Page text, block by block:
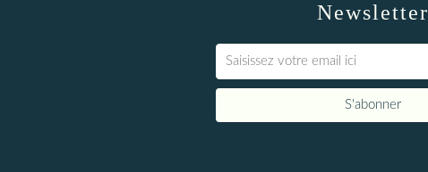
Newsletter